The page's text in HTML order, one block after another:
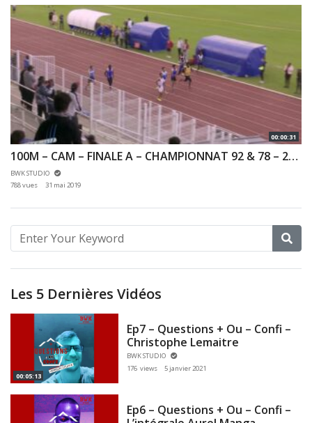
00:00:31
100M – CAM – FINALE A – CHAMPIONNAT 92 & 78 – 25/05/2019 – VERSAILLES
BWK STUDIO
788 vues
31 mai 2019
Les 5 Dernières Vidéos
00:05:13
Ep7 – Questions + Ou – Confi –
Christophe Lemaitre
BWK STUDIO
176 views
5 janvier 2021
Ep6 – Questions + Ou – Confi –